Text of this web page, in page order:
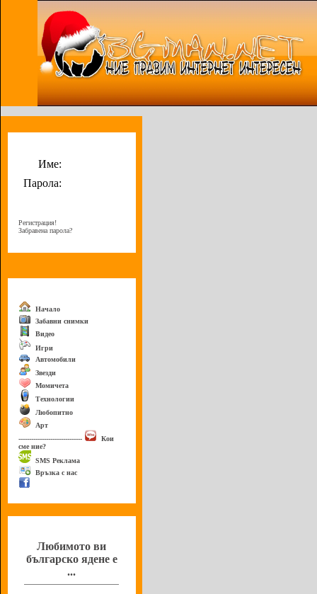
Име:
Парола:
Регистрация!
Забравена парола?
Начало
Забавни снимки
Видео
Игри
Автомобили
Звезди
Момичета
Технологии
Любопитно
Арт
------------------------------
Кои
сме ние?
SMS Реклама
Връзка с нас
Любимото ви
българско ядене е
...